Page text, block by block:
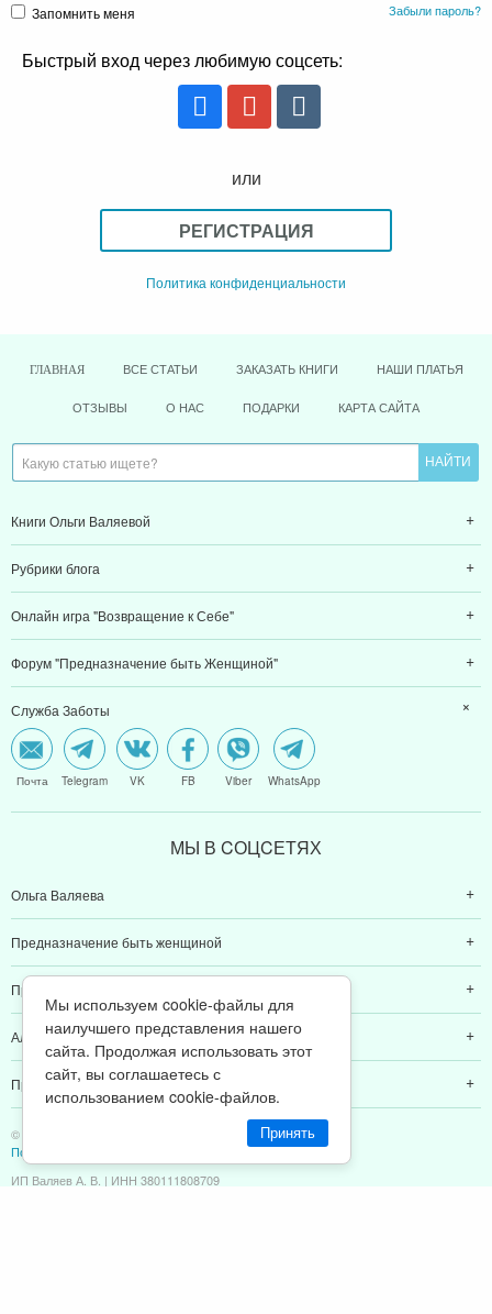
Запомнить меня Забыли пароль?
Быстрый вход через любимую соцсеть:
или
РЕГИСТРАЦИЯ
Политика конфиденциальности
ГЛАВНАЯ ВСЕ СТАТЬИ ЗАКАЗАТЬ КНИГИ НАШИ ПЛАТЬЯ
ОТЗЫВЫ О НАС ПОДАРКИ КАРТА САЙТА
Книги Ольги Валяевой
Рубрики блога
Онлайн игра "Возвращение к Себе"
Форум "Предназначение быть Женщиной"
Служба Заботы
Почта Telegram VK FB Viber WhatsApp
МЫ В CОЦCЕТЯХ
Ольга Валяева
Предназначение быть женщиной
Предназначение быть мамой
Алексей Валяев
Предназначение быть папой
© 2011-2026 Предназначение быть Женщиной
Политика конфиденциальности
ИП Валяев А. В. | ИНН 380111808709
Мы используем cookie-файлы для
наилучшего представления нашего
сайта. Продолжая использовать этот
сайт, вы соглашаетесь с
использованием cookie-файлов.
Принять